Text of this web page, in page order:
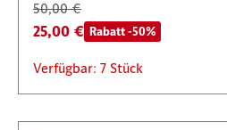
50,00 €
25,00 € Rabatt -50%
Verfügbar: 7 Stück